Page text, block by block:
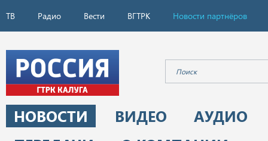
ТВ Радио Вести ВГТРК Новости партнёров
НОВОСТИ ВИДЕО
АУДИО